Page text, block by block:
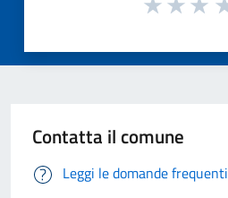
Contatta il comune
Leggi le domande frequenti